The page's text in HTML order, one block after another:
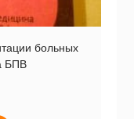
больных
БПВ